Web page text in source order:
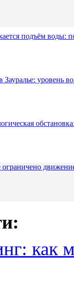
подъём воды:
Зауралье: уровень
как